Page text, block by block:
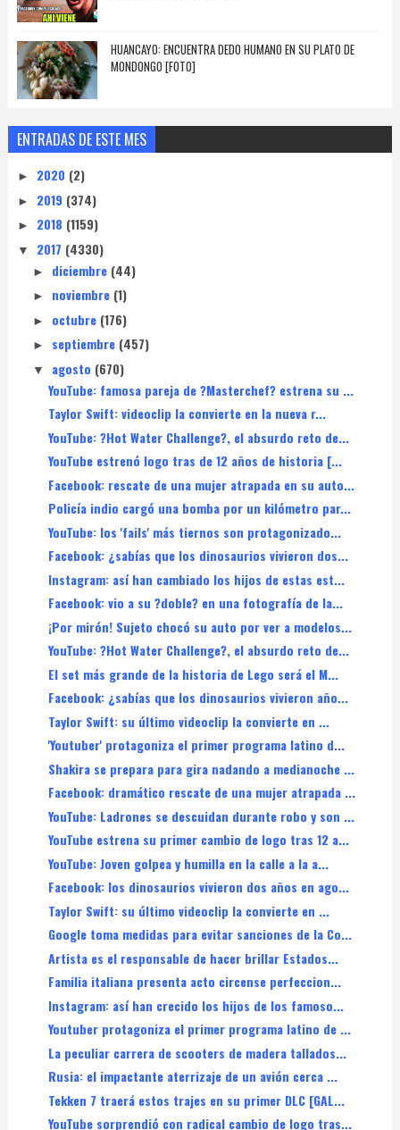
HUANCAYO: ENCUENTRA DEDO HUMANO EN SU PLATO DE
MONDONGO [FOTO]
ENTRADAS DE ESTE MES
► 2020 (2)
► 2019 (374)
► 2018 (1159)
▼ 2017 (4330)
► diciembre (44)
► noviembre (1)
► octubre (176)
► septiembre (457)
▼ agosto (670)
YouTube: famosa pareja de ?Masterchef? estrena su ...
Taylor Swift: videoclip la convierte en la nueva r...
YouTube: ?Hot Water Challenge?, el absurdo reto de...
YouTube estrenó logo tras de 12 años de historia [...
Facebook: rescate de una mujer atrapada en su auto...
Policía indio cargó una bomba por un kilómetro par...
YouTube: los 'fails' más tiernos son protagonizado...
Facebook: ¿sabías que los dinosaurios vivieron dos...
Instagram: así han cambiado los hijos de estas est...
Facebook: vio a su ?doble? en una fotografía de la...
¡Por mirón! Sujeto chocó su auto por ver a modelos...
YouTube: ?Hot Water Challenge?, el absurdo reto de...
El set más grande de la historia de Lego será el M...
Facebook: ¿sabías que los dinosaurios vivieron año...
Taylor Swift: su último videoclip la convierte en ...
'Youtuber' protagoniza el primer programa latino d...
Shakira se prepara para gira nadando a medianoche ...
Facebook: dramático rescate de una mujer atrapada ...
YouTube: Ladrones se descuidan durante robo y son ...
YouTube estrena su primer cambio de logo tras 12 a...
YouTube: Joven golpea y humilla en la calle a la a...
Facebook: los dinosaurios vivieron dos años en ago...
Taylor Swift: su último videoclip la convierte en ...
Google toma medidas para evitar sanciones de la Co...
Artista es el responsable de hacer brillar Estados...
Familia italiana presenta acto circense perfeccion...
Instagram: así han crecido los hijos de los famoso...
Youtuber protagoniza el primer programa latino de ...
La peculiar carrera de scooters de madera tallados...
Rusia: el impactante aterrizaje de un avión cerca ...
Tekken 7 traerá estos trajes en su primer DLC [GAL...
YouTube sorprendió con radical cambio de logo tras...